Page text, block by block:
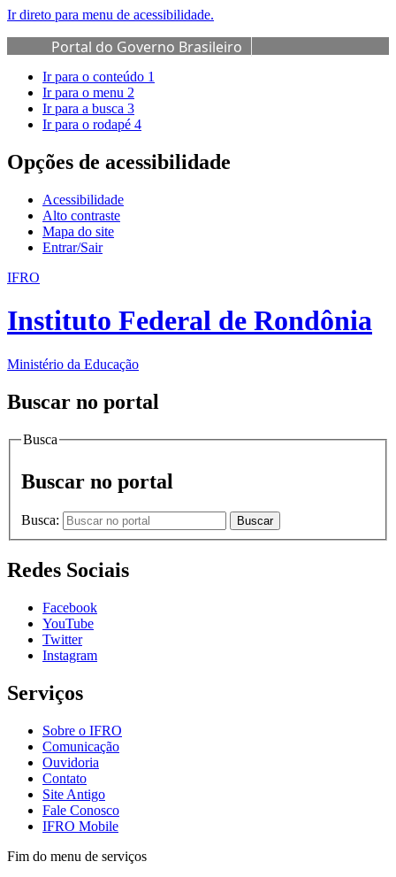
Ir direto para menu de acessibilidade.
Portal do Governo Brasileiro
Ir para o conteúdo 1
Ir para o menu 2
Ir para a busca 3
Ir para o rodapé 4
Opções de acessibilidade
Acessibilidade
Alto contraste
Mapa do site
Entrar/Sair
IFRO
Instituto Federal de Rondônia
Ministério da Educação
Buscar no portal
Busca
Buscar no portal
Busca: Buscar
Redes Sociais
Facebook
YouTube
Twitter
Instagram
Serviços
Sobre o IFRO
Comunicação
Ouvidoria
Contato
Site Antigo
Fale Conosco
IFRO Mobile
Fim do menu de serviços